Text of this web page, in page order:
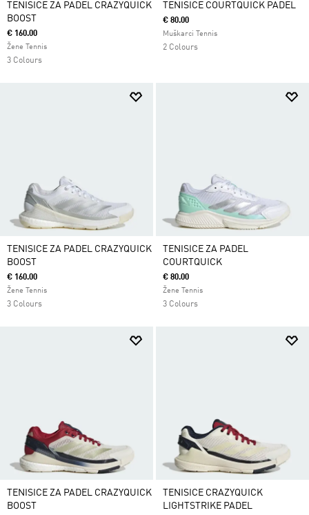
TENISICE ZA PADEL CRAZYQUICK
BOOST
€ 160.00
Žene Tennis
3 Colours
TENISICE COURTQUICK PADEL
€ 80.00
Muškarci Tennis
2 Colours
TENISICE ZA PADEL CRAZYQUICK
BOOST
€ 160.00
Žene Tennis
3 Colours
TENISICE ZA PADEL
COURTQUICK
€ 80.00
Žene Tennis
3 Colours
TENISICE ZA PADEL CRAZYQUICK
BOOST
TENISICE CRAZYQUICK
LIGHTSTRIKE PADEL